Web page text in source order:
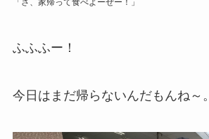
ふふふー！
今日はまだ帰らないんだもんね～。